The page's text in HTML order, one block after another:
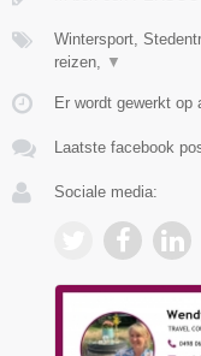
Wintersport,
reizen,
▼
Er wordt gewerkt op
Laatste facebook
Sociale media: